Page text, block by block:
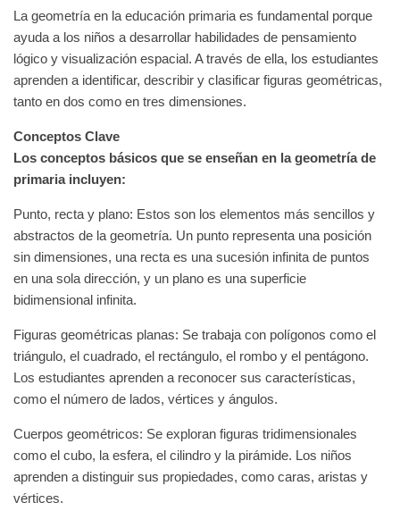
La geometría en la educación primaria es fundamental porque
ayuda a los niños a desarrollar habilidades de pensamiento
lógico y visualización espacial. A través de ella, los estudiantes
aprenden a identificar, describir y clasificar figuras geométricas,
tanto en dos como en tres dimensiones.
Conceptos Clave
Los conceptos básicos que se enseñan en la geometría de
primaria incluyen:
Punto, recta y plano: Estos son los elementos más sencillos y
abstractos de la geometría. Un punto representa una posición
sin dimensiones, una recta es una sucesión infinita de puntos
en una sola dirección, y un plano es una superficie
bidimensional infinita.
Figuras geométricas planas: Se trabaja con polígonos como el
triángulo, el cuadrado, el rectángulo, el rombo y el pentágono.
Los estudiantes aprenden a reconocer sus características,
como el número de lados, vértices y ángulos.
Cuerpos geométricos: Se exploran figuras tridimensionales
como el cubo, la esfera, el cilindro y la pirámide. Los niños
aprenden a distinguir sus propiedades, como caras, aristas y
vértices.